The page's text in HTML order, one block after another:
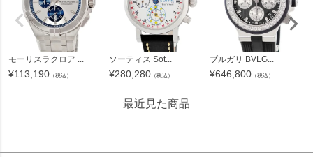
モーリスラクロア ...
¥113,190 （税込）
ソーティス Sot...
¥280,280 （税込）
ブルガリ BVLG...
¥646,800 （税込）
最近見た商品